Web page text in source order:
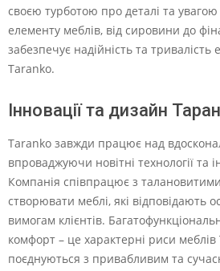
своєю турботою про деталі та увагою
елементу меблів, від сировини до
забезпечує надійність та тривалість
Taranko.
Інновації та дизайн
Taranko завжди працює над
впроваджуючи новітні технології та
Компанія співпрацює з
створювати меблі, які відповідають
вимогам клієнтів.
комфорт – це характерні риси меблів
поєднуються з привабливим та